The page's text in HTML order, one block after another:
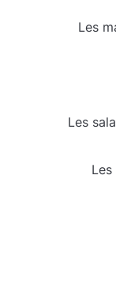
Les
Les